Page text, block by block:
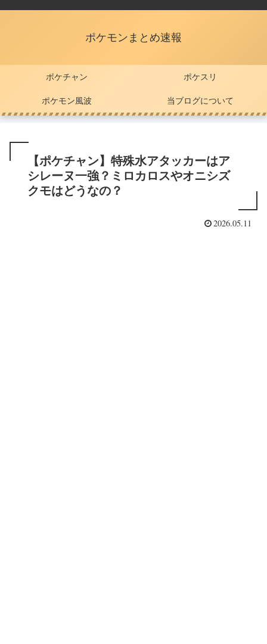
ポケモンまとめ速報
ポケチャン ポケスリ
ポケモン風波 当ブログについて
【ポケチャン】特殊水アタッカーはア
シレーヌ一強？ミロカロスやオニシズ
クモはどうなの？
2026.05.11